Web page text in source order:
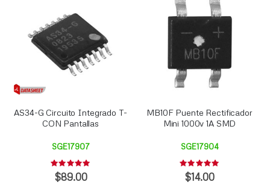
AS34-G Circuito Integrado T-
CON Pantallas
SGE17907
Rating:
0%
$89.00
MB10F Puente Rectificador
Mini 1000v 1A SMD
SGE17904
Rating:
0%
$14.00